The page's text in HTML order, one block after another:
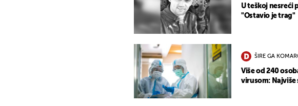
U teškoj nesreći
"Ostavio je trag"
ŠIRE GA
Više od 240
virusom: Najviše